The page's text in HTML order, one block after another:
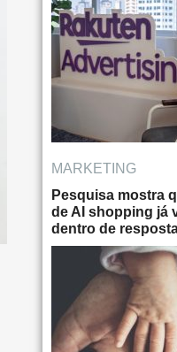
MARKETING
Pesquisa mostra
de AI shopping já
dentro de